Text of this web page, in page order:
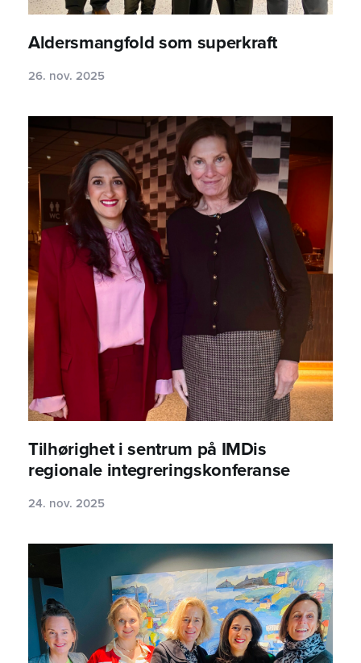
Aldersmangfold som superkraft
26. nov. 2025
Tilhørighet i sentrum på IMDis
regionale integreringskonferanse
24. nov. 2025